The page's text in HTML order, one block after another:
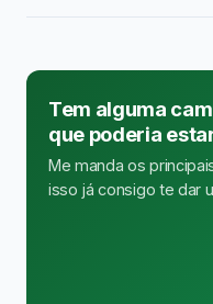
Tem alguma
que poderia
Me manda os
isso já consigo te dar